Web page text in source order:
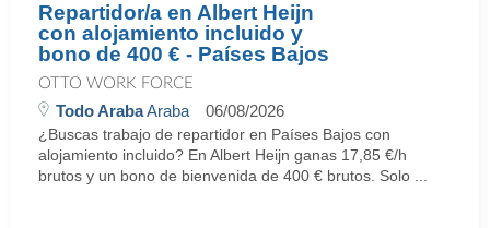
Repartidor/a en Albert Heijn
con alojamiento incluido y
bono de 400 € - Países Bajos
OTTO WORK FORCE
Todo ArabaAraba 06/08/2026
¿Buscas trabajo de repartidor en Países Bajos con
alojamiento incluido? En Albert Heijn ganas 17,85 €/h
brutos y un bono de bienvenida de 400 € brutos. Solo ...